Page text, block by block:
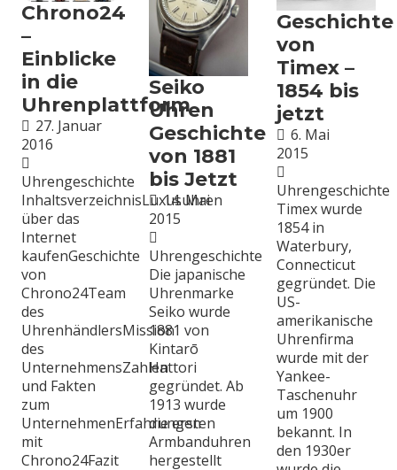
Chrono24
–
Einblicke
in die
Uhrenplattform
27. Januar
2016
Uhrengeschichte
InhaltsverzeichnisLuxusuhren
über das
Internet
kaufenGeschichte
von
Chrono24Team
des
UhrenhändlersMission
des
UnternehmensZahlen
und Fakten
zum
UnternehmenErfahrungen
mit
Chrono24Fazit
Seiko
Uhren
Geschichte
von 1881
bis Jetzt
14. Mai
2015
Uhrengeschichte
Die japanische
Uhrenmarke
Seiko wurde
1881 von
Kintarō
Hattori
gegründet. Ab
1913 wurde
die ersten
Armbanduhren
hergestellt
Geschichte
von
Timex –
1854 bis
jetzt
6. Mai
2015
Uhrengeschichte
Timex wurde
1854 in
Waterbury,
Connecticut
gegründet. Die
US-
amerikanische
Uhrenfirma
wurde mit der
Yankee-
Taschenuhr
um 1900
bekannt. In
den 1930er